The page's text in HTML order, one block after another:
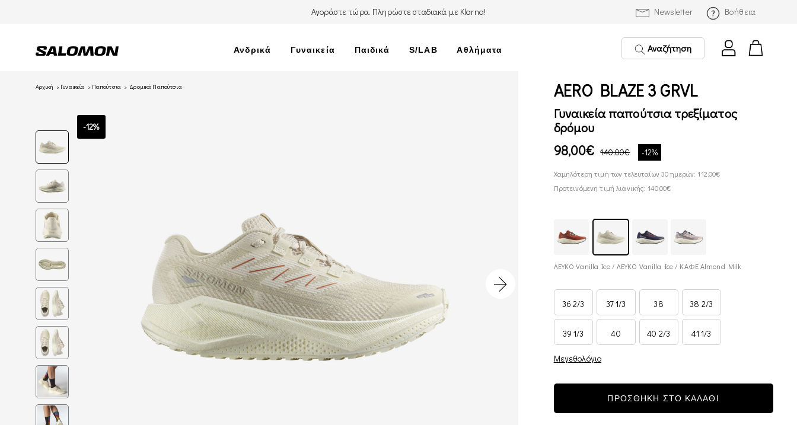
Newsletter Βοήθεια
Αγοράστε τώρα. Πληρώστε σταδιακά με Klarna!
Ανδρικά Γυναικεία Παιδικά S/LAB Αθλήματα Αναζήτηση
Αρχική Γυναικεία Παπούτσια Δρομικά Παπούτσια
-12%
AERO BLAZE 3 GRVL
Γυναικεία παπούτσια τρεξίματος
δρόμου
98,00€ 140,00€ -12%
Χαμηλότερη τιμή των τελευταίων 30 ημερών: 112,00€
Προτεινόμενη τιμή λιανικής: 140,00€
ΛΕΥΚΟ Vanilla Ice / ΛΕΥΚΟ Vanilla Ice / ΚΑΦΕ Almond Milk
36 2/3 37 1/3 38 38 2/3
39 1/3 40 40 2/3 41 1/3
Μεγεθολόγιο
ΠΡΟΣΘΗΚΗ ΣΤΟ ΚΑΛΑΘΙ